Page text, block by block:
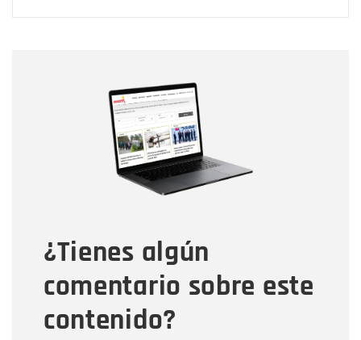
¿Tienes algún
comentario sobre este
contenido?
Correo electrónico
Tipo de comentario
Mensaje